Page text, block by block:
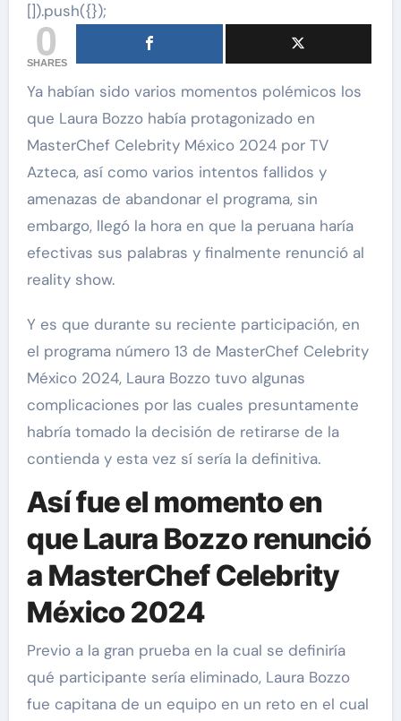
[]).push({});
0
SHARES
Ya habían sido varios momentos polémicos los
que Laura Bozzo había protagonizado en
MasterChef Celebrity México 2024 por TV
Azteca, así como varios intentos fallidos y
amenazas de abandonar el programa, sin
embargo, llegó la hora en que la peruana haría
efectivas sus palabras y finalmente renunció al
reality show.
Y es que durante su reciente participación, en
el programa número 13 de MasterChef Celebrity
México 2024, Laura Bozzo tuvo algunas
complicaciones por las cuales presuntamente
habría tomado la decisión de retirarse de la
contienda y esta vez sí sería la definitiva.
Así fue el momento en
que Laura Bozzo renunció
a MasterChef Celebrity
México 2024
Previo a la gran prueba en la cual se definiría
qué participante sería eliminado, Laura Bozzo
fue capitana de un equipo en un reto en el cual